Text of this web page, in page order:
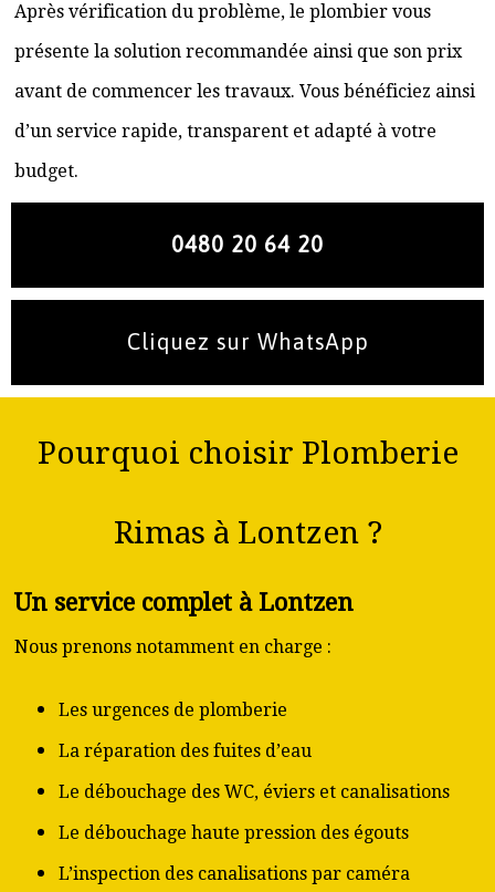
Après vérification du problème, le plombier vous
présente la solution recommandée ainsi que son prix
avant de commencer les travaux. Vous bénéficiez ainsi
d’un service rapide, transparent et adapté à votre
budget.
0480 20 64 20
Cliquez sur WhatsApp
Pourquoi choisir Plomberie
Rimas à Lontzen ?
Un service complet à Lontzen
Nous prenons notamment en charge :
Les urgences de plomberie
La réparation des fuites d’eau
Le débouchage des WC, éviers et canalisations
Le débouchage haute pression des égouts
L’inspection des canalisations par caméra